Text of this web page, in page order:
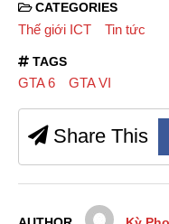
CATEGORIES
Thế giới ICT Tin tức
TAGS
GTA 6 GTA VI
Share This